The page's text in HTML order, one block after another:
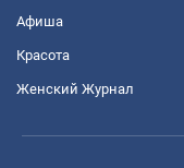
Афиша
Красота
Женский Журнал